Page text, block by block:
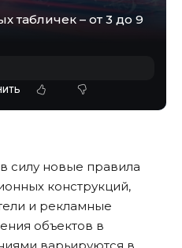
табличек – от 3 до 9
силу новые правила
конструкций,
и рекламные
объектов в